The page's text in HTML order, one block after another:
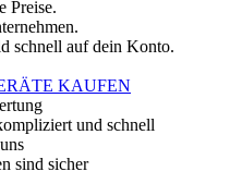
Preise.
schnell auf dein Konto.
KAUFEN
und schnell
sind sicher